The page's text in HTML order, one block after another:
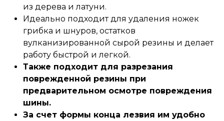
из дерева и латуни.
Идеально подходит для удаления ножек
грибка и шнуров, остатков
вулканизированной сырой резины и делает
работу быстрой и легкой.
Также подходит для разрезания
поврежденной резины при
предварительном осмотре повреждения
шины.
За счет формы конца лезвия им удобно